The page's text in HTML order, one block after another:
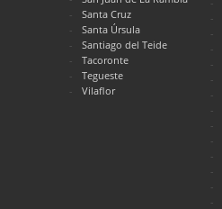
Santa Cruz
Santa Úrsula
Santiago del Teide
Tacoronte
Tegueste
Vilaflor